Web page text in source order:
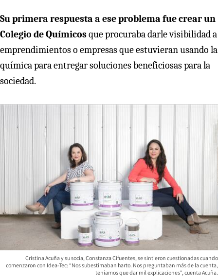
Su primera respuesta a ese problema fue crear un
Colegio de Químicosque procuraba darle visibilidad a
emprendimientos o empresas que estuvieran usando la
química para entregar soluciones beneficiosas para la
sociedad.
Cristina Acuña y su socia, Constanza Cifuentes, se sintieron cuestionadas cuando
comenzaron con Idea-Tec: “Nos subestimaban harto. Nos preguntaban más de la cuenta,
teníamos que dar mil explicaciones", cuenta Acuña.